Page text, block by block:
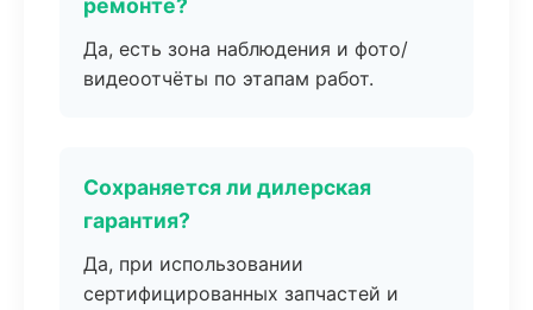
ремонте?
Да, есть зона наблюдения и фото/
видеоотчёты по этапам работ.
Сохраняется ли дилерская
гарантия?
Да, при использовании
сертифицированных запчастей и